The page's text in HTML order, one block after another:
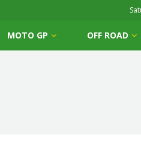
MOTO GP OFF ROAD